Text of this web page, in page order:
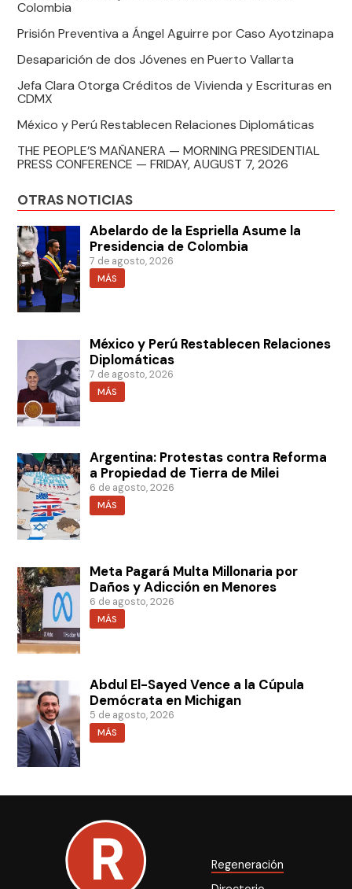
Colombia
Prisión Preventiva a Ángel Aguirre por Caso Ayotzinapa
Desaparición de dos Jóvenes en Puerto Vallarta
Jefa Clara Otorga Créditos de Vivienda y Escrituras en
CDMX
México y Perú Restablecen Relaciones Diplomáticas
THE PEOPLE’S MAÑANERA — MORNING PRESIDENTIAL
PRESS CONFERENCE — FRIDAY, AUGUST 7, 2026
OTRAS NOTICIAS
Abelardo de la Espriella Asume la
Presidencia de Colombia
7 de agosto, 2026
MÁS
México y Perú Restablecen Relaciones
Diplomáticas
7 de agosto, 2026
MÁS
Argentina: Protestas contra Reforma
a Propiedad de Tierra de Milei
6 de agosto, 2026
MÁS
Meta Pagará Multa Millonaria por
Daños y Adicción en Menores
6 de agosto, 2026
MÁS
Abdul El-Sayed Vence a la Cúpula
Demócrata en Michigan
5 de agosto, 2026
MÁS
Regeneración